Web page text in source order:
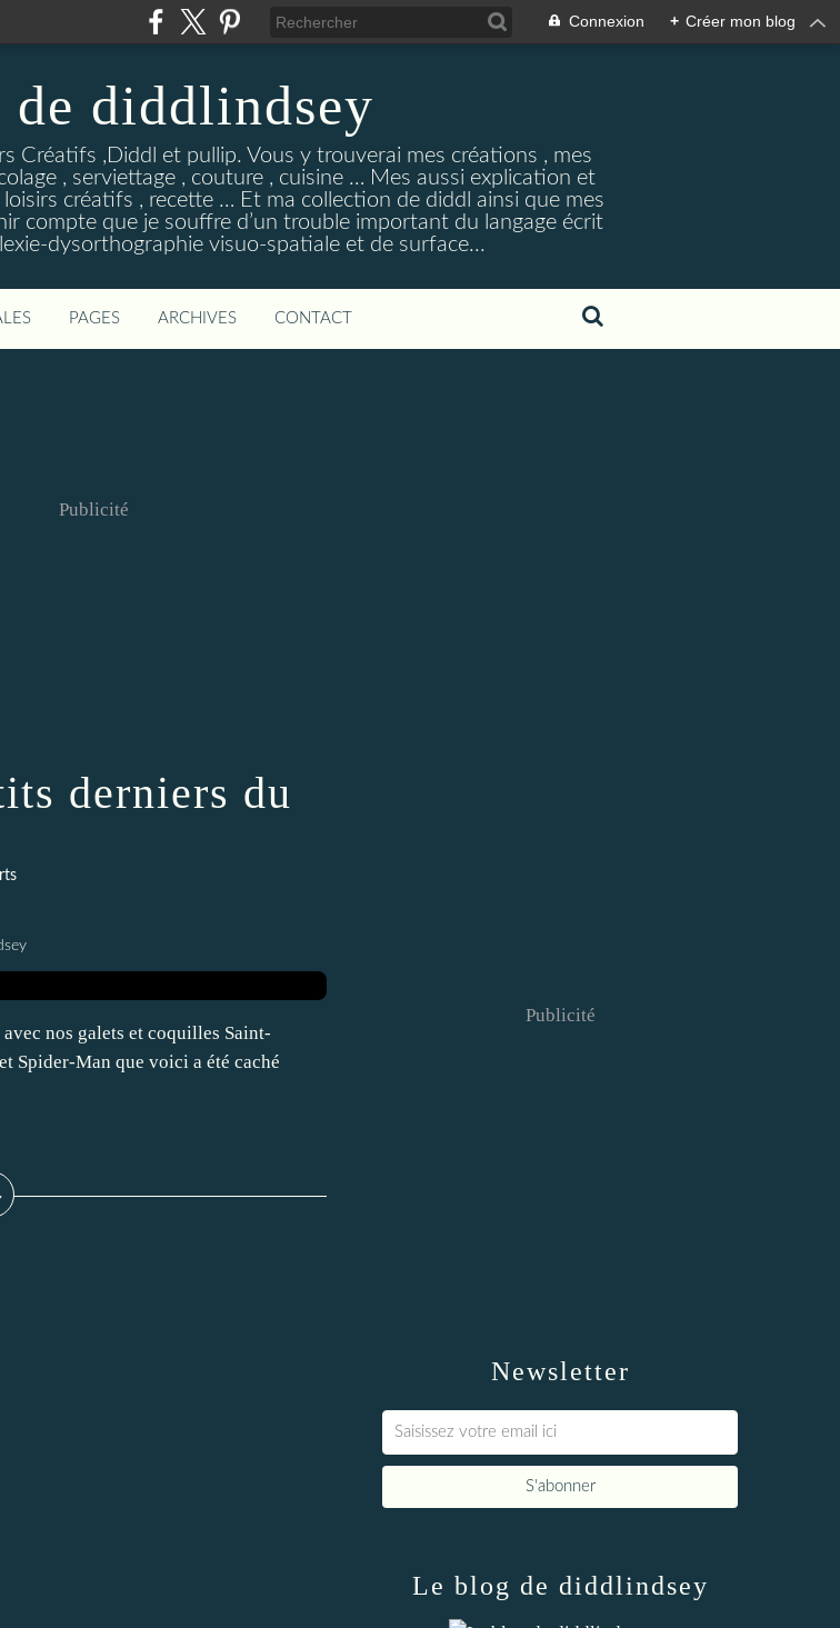
Connexion + Créer mon blog
diddlindsey
Créatifs ,Diddl et pullip. Vous y trouverai mes créations , mes
, serviettage , couture , cuisine … Mes aussi explication et
créatifs , recette … Et ma collection de diddl ainsi que mes
compte que je souffre d’un trouble important du langage écrit
dysorthographie visuo-spatiale et de surface...
PAGES ARCHIVES CONTACT
Publicité
derniers du
nos galets et coquilles Saint-
Spider-Man que voici a été caché
Newsletter
Publicité
Le blog de diddlindsey